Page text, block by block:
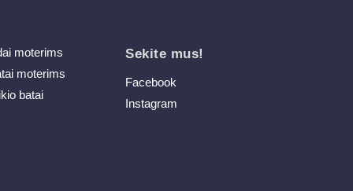
moterims
moterims
batai
Sekite mus!
Facebook
Instagram